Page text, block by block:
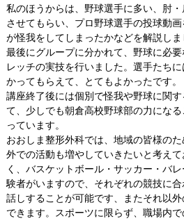
私のほうからは、野球選手に多い、肘
させてもらい、プロ野球選手の投球動
が怪我をしてしまったかなどを解説しま
最後にグループに分かれて、野球に必
レッチの実技を行いました。選手たち
かってもらえて、とてもよかったです。
講座終了後には個別で怪我や野球に関
て、少しでも朝倉高校野球部の力にな
っています。
おおしま整形外科では、地域の皆様の
外での活動も増やしていきたいと考え
く、バスケットボール・サッカー・バ
験者がいますので、それぞれの競技に
話しすることが可能です、またそれ以
できます。スポーツに限らず、職場内